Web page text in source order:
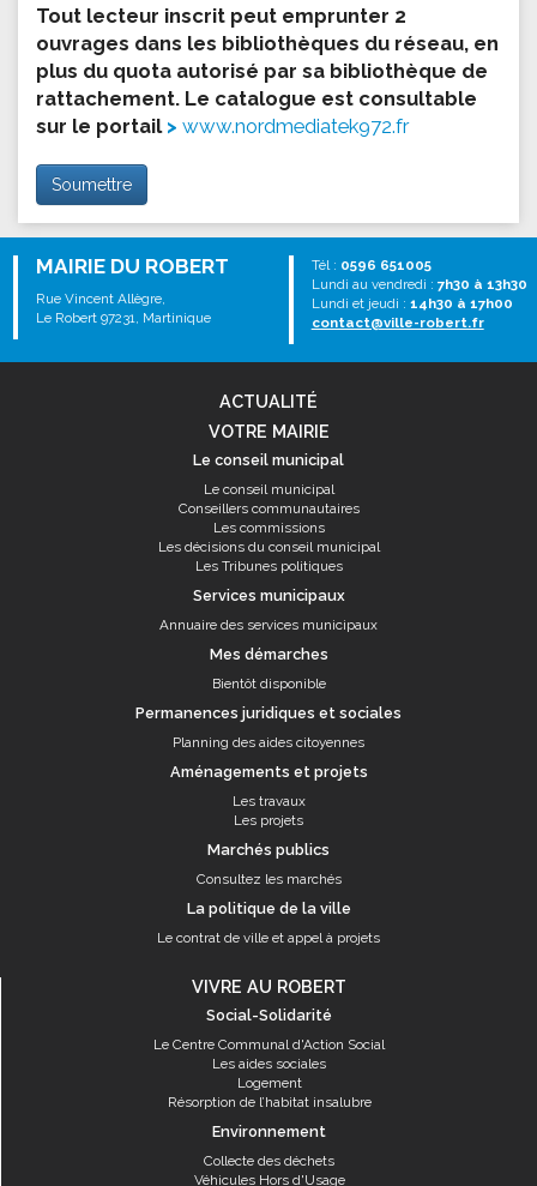
Tout lecteur inscrit peut emprunter 2
ouvrages dans les bibliothèques du réseau, en
plus du quota autorisé par sa bibliothèque de
rattachement. Le catalogue est consultable
sur le portail
www.nordmediatek972.fr
Soumettre
MAIRIE DU ROBERT
Rue Vincent Allègre,
Le Robert 97231, Martinique
Tél : 0596 651005
Lundi au vendredi : 7h30 à 13h30
Lundi et jeudi : 14h30 à 17h00
contact@ville-robert.fr
ACTUALITÉ
VOTRE MAIRIE
Le conseil municipal
Le conseil municipal
Conseillers communautaires
Les commissions
Les décisions du conseil municipal
Les Tribunes politiques
Services municipaux
Annuaire des services municipaux
Mes démarches
Bientôt disponible
Permanences juridiques et sociales
Planning des aides citoyennes
Aménagements et projets
Les travaux
Les projets
Marchés publics
Consultez les marchés
La politique de la ville
Le contrat de ville et appel à projets
VIVRE AU ROBERT
Social-Solidarité
Le Centre Communal d'Action Social
Les aides sociales
Logement
Résorption de l’habitat insalubre
Environnement
Collecte des déchets
Véhicules Hors d'Usage